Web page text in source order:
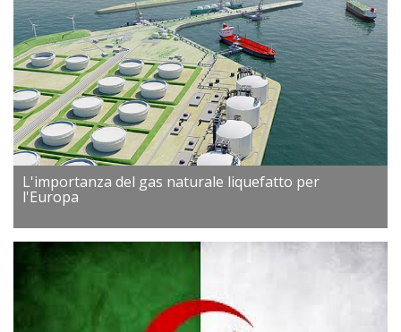
L'importanza del gas naturale liquefatto per
l'Europa